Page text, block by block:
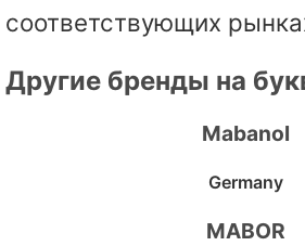
соответствующих
Другие бренды на
Mabanol
Germany
MABOR